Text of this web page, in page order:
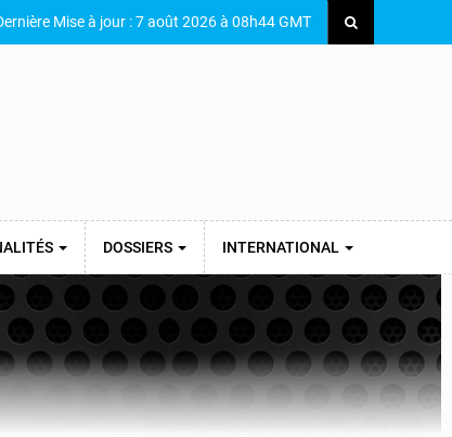
Mise à jour : 7 août 2026 à 08h44 GMT
DOSSIERS INTERNATIONAL